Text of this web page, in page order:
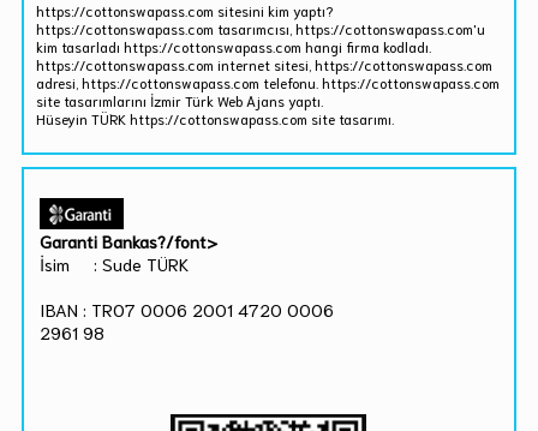
https://cottonswapass.com sitesini kim yaptı?
https://cottonswapass.com tasarımcısı, https://cottonswapass.com'u
kim tasarladı https://cottonswapass.com hangi firma kodladı.
https://cottonswapass.com internet sitesi, https://cottonswapass.com
adresi, https://cottonswapass.com telefonu. https://cottonswapass.com
site tasarımlarını İzmir Türk Web Ajans yaptı.
Hüseyin TÜRK https://cottonswapass.com site tasarımı.
Garanti Bankas?/font>
İsim : Sude TÜRK
IBAN : TR07 0006 2001 4720 0006
2961 98